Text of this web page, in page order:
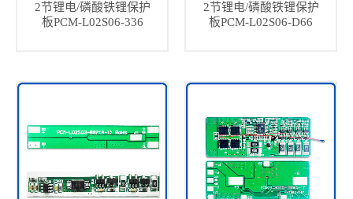
2节锂电/磷酸铁锂保护
板PCM-L02S06-336
2节锂电/磷酸铁锂保护
板PCM-L02S06-D66